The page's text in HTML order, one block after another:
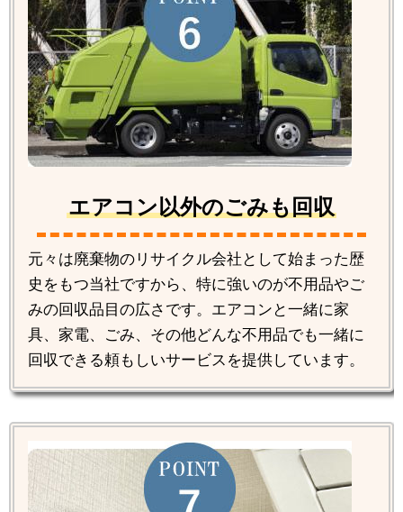
エアコン以外のごみも回収
元々は廃棄物のリサイクル会社として始まった歴
史をもつ当社ですから、特に強いのが不用品やご
みの回収品目の広さです。エアコンと一緒に家
具、家電、ごみ、その他どんな不用品でも一緒に
回収できる頼もしいサービスを提供しています。